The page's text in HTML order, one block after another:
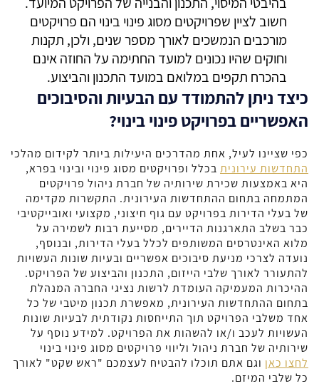
חשוב לציין שפרויקטים מסוג פינוי בינוי הם פרויקטים
מורכבים הנמשכים לאורך מספר שנים, ולכן, תקנות
וחוקים שהיו נכונים למועד החתימה על החוזה אינם
בהכרח תקפים במלואם במועד התכנון והביצוע.
כיצד ניתן להתמודד עם הבעיות והסיבוכים
האפשריים בפרויקט פינוי בינוי?
כפי שציינו לעיל, אחת מהדרכים היעילות ביותר לקידום מהלכי
התחדשות עירונית בכלל ופרויקטים מסוג פינוי ובינוי בפרא,
היא באמצעות שכירת שירותיה של חברת ניהול פרויקטים
המתמחה בתחום ההתחדשות העירונית. התקשרות מקדימה
של בעלי הדירות בפרויקט עם גוף חיצוני, מקצועי ואובייקטיבי
כבר בשלב התארגנות הדיירים, מסייעת רבות לשמירה על
מלוא האינטרסים המשותפים לכלל בעלי הדירות, ובנוסף,
נועדה לצרכי מניעת סיבוכים אפשריים ובעיות שונות העשויות
להתעורר לאורך שלבי הייזום, התכנון והביצוע של הפרויקט.
ההיכרות המעמיקה העומדת לרשות נציגי החברה המנהלת
בתחום ההתחדשות העירונית, מאפשרת תכנון מיטבי של כל
אחד משלבי הפרויקט תוך התייחסות נקודתית לבעיות שונות
העשויות לעכב ו/או להשהות את הפרויקט. למידע נוסף על
שירותיה של חברת ניהול וליווי פרויקטים מסוג פינוי בינוי
לחצו כאן וגם אתם תוכלו להבטיח לעצמכם "ראש שקט" לאורך
כל שלבי המיזם.